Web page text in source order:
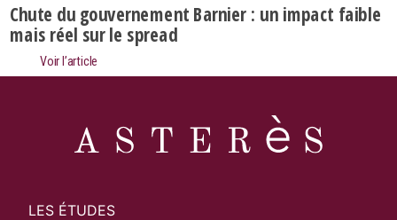
Chute du gouvernement Barnier : un impact faible
mais réel sur le spread
Voir l’article
LES ÉTUDES